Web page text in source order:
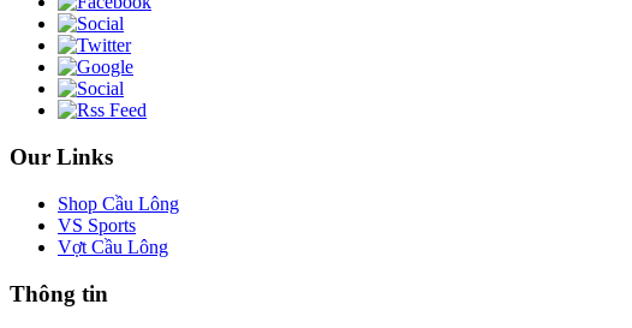
Our Links
Shop Cầu Lông
VS Sports
Vợt Cầu Lông
Thông tin